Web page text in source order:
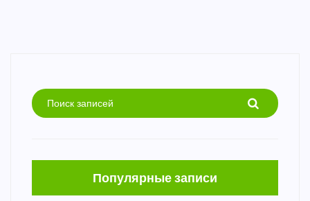
Популярные записи